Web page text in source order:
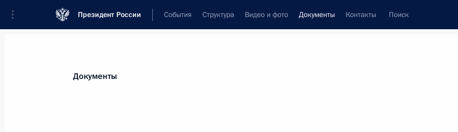
Президент России События Структура Видео и фото Документы Контакты Поиск
Документы